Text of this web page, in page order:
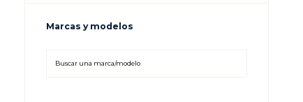
Marcas y modelos